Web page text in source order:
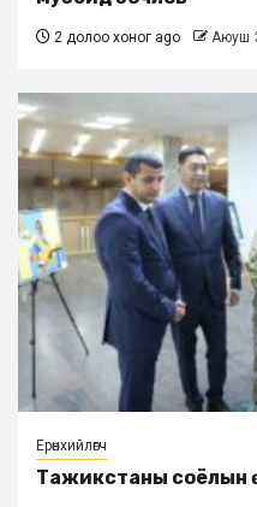
2 долоо хоног ago Аюуш
Ерөнхийлөгч
Тажикстаны соёлын